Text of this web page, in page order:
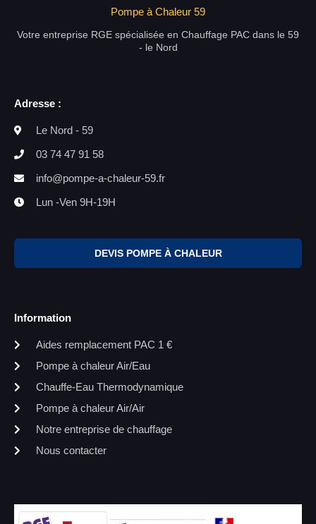
Pompe à Chaleur 59
Votre entreprise RGE spécialisée en Chauffage PAC dans le 59
- le Nord
Adresse :
Le Nord - 59
03 74 47 91 58
info@pompe-a-chaleur-59.fr
Lun -Ven 9H-19H
DEVIS POMPE À CHALEUR
Information
Aides remplacement PAC 1 €
Pompe à chaleur Air/Eau
Chauffe-Eau Thermodynamique
Pompe à chaleur Air/Air
Notre entreprise de chauffage
Nous contacter